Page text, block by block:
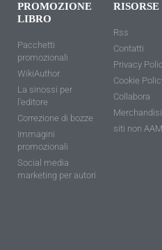
PROMOZIONE
LIBRO
Pacchetti
promozionali
WikiAuthor
La sinossi per
l'editore
Correzione di bozze
Immagini
promozionali
Social media
marketing per autori
RISORSE
Rss
Contatti
Privacy
Cookie
Collabora
siti non